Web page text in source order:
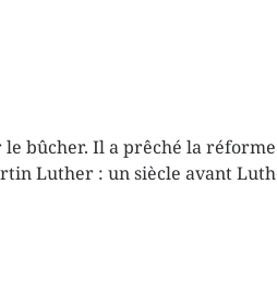
bûcher. Il a prêché la
Luther : un siècle avant